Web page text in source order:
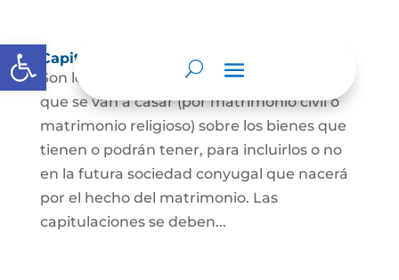
Abrir barra de herramientas
Capitulaciones Matrimoniales
Son los acuerdos que hacen las personas
que se van a casar (por matrimonio civil o
matrimonio religioso) sobre los bienes que
tienen o podrán tener, para incluirlos o no
en la futura sociedad conyugal que nacerá
por el hecho del matrimonio. Las
capitulaciones se deben...